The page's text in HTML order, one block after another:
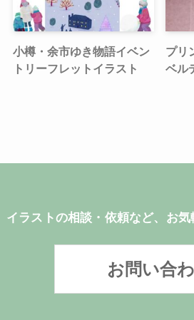
小樽・余市ゆき物語イベン
トリーフレットイラスト
プリ
ベル
イラストの相談・依頼など、お気
お問い合